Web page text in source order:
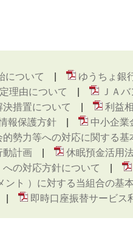
について
ゆうちょ銀
理由について
ＪＡ
決措置について
利益
報保護方針
中小企業
勢力等への対応に関する基
動計画
休眠預金活用
への対応方針について
ント ）に対する当組合の基
即時口座振替サービス